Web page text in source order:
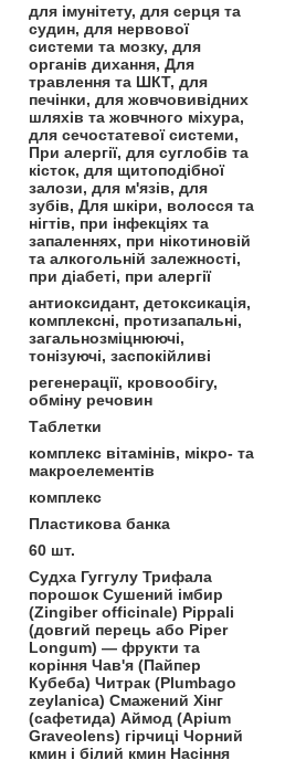
для імунітету, для серця та
судин, для нервової
системи та мозку, для
органів дихання, Для
травлення та ШКТ, для
печінки, для жовчовивідних
шляхів та жовчного міхура,
для сечостатевої системи,
При алергії, для суглобів та
кісток, для щитоподібної
залози, для м'язів, для
зубів, Для шкіри, волосся та
нігтів, при інфекціях та
запаленнях, при нікотиновій
та алкогольній залежності,
при діабеті, при алергії
антиоксидант, детоксикація,
комплексні, протизапальні,
загальнозміцнюючі,
тонізуючі, заспокійливі
регенерації, кровообігу,
обміну речовин
Таблетки
комплекс вітамінів, мікро- та
макроелементів
комплекс
Пластикова банка
60 шт.
Судха Гуггулу Трифала
порошок Сушений імбир
(Zingiber officinale) Pippali
(довгий перець або Piper
Longum) — фрукти та
коріння Чав'я (Пайпер
Кубеба) Читрак (Plumbago
zeylanica) Смажений Хінг
(сафетида) Аймод (Apium
Graveolens) гірчиці Чорний
кмин і білий кмин Насіння